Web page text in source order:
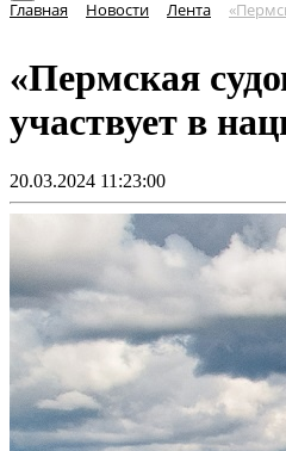
Главная Новости Лента
«Пермская
участвует в
20.03.2024 11:23:00